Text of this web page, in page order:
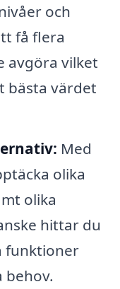
och
få flera
avgöra vilket
bästa värdet
Med
olika
olika
hittar du
funktioner
behov.